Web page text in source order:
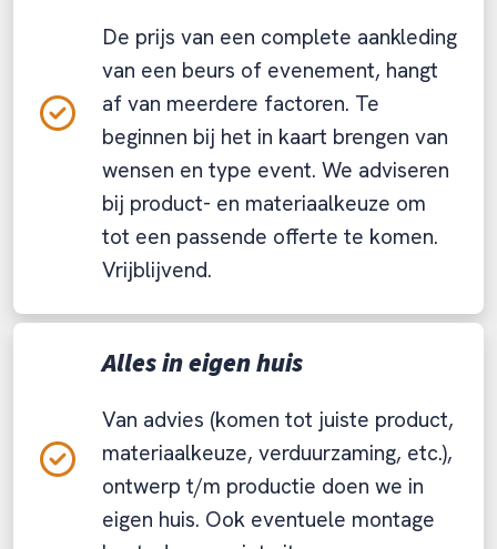
De prijs van een complete aankleding
van een beurs of evenement, hangt
af van meerdere factoren. Te
beginnen bij het in kaart brengen van
wensen en type event. We adviseren
bij product- en materiaalkeuze om
tot een passende offerte te komen.
Vrijblijvend.
Alles in eigen huis
Van advies (komen tot juiste product,
materiaalkeuze, verduurzaming, etc.),
ontwerp t/m productie doen we in
eigen huis. Ook eventuele montage